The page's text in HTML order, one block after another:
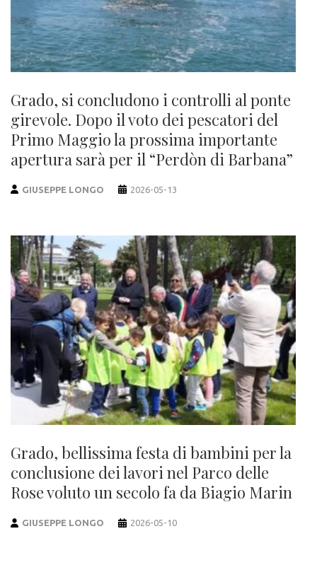
Grado, si concludono i controlli al ponte
girevole. Dopo il voto dei pescatori del
Primo Maggio la prossima importante
apertura sarà per il “Perdòn di Barbana”
GIUSEPPE LONGO 2026-05-13
Grado, bellissima festa di bambini per la
conclusione dei lavori nel Parco delle
Rose voluto un secolo fa da Biagio Marin
GIUSEPPE LONGO 2026-05-10